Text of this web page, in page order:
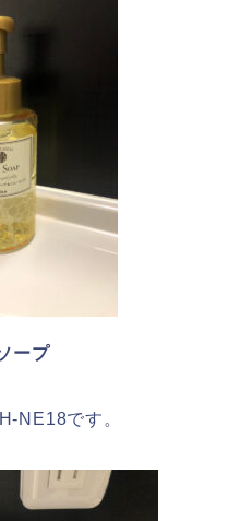
ープ
NE18です。